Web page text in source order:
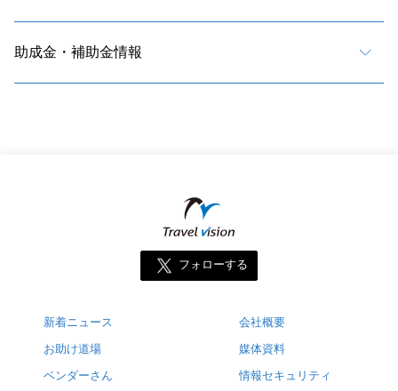
助成金・補助金情報
フォローする
新着ニュース
お助け道場
ベンダーさん
会社概要
媒体資料
情報セキュリティ